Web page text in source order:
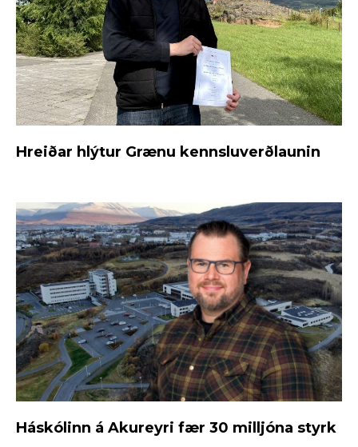
Hreiðar hlýtur Grænu kennsluverðlaunin
Háskólinn á Akureyri fær 30 milljóna styrk